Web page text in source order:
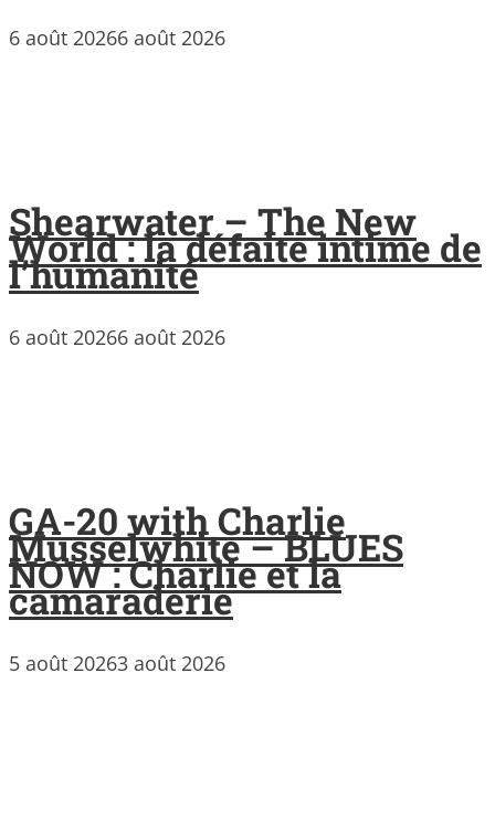
6 août 20266 août 2026
Shearwater – The New
World : la défaite intime de
l’humanité
6 août 20266 août 2026
GA-20 with Charlie
Musselwhite – BLUES
NOW : Charlie et la
camaraderie
5 août 20263 août 2026